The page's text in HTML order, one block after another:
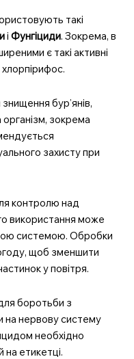
такі
і Фунгіциди. Зокрема, в
є такі активні
хлорпірифос.
бур’янів,
зокрема
захисту при
контролю над
використання може
системою. Обробки
щоб зменшити
у повітря.
боротьби з
на нервову систему
необхідно
на етикетці.